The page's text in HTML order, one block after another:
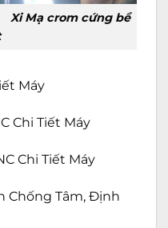
Mạ crom cứng bề
Máy
Chi Tiết Máy
Chi Tiết Máy
Chống Tâm, Định